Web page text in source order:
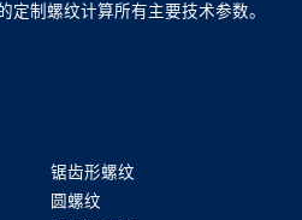
定制螺纹计算所有主要技术参数。
锯齿形螺纹
圆螺纹